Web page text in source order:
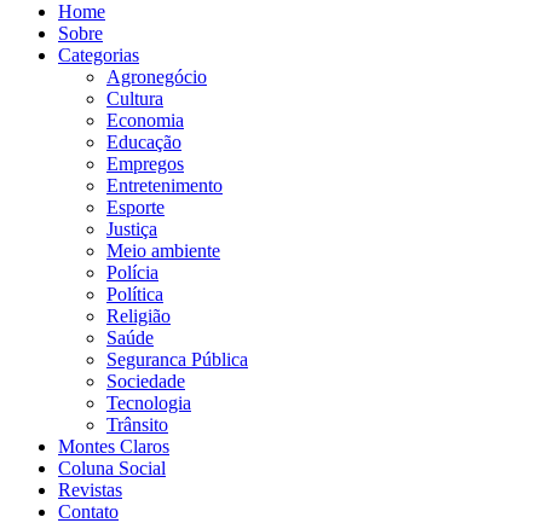
Home
Sobre
Categorias
Agronegócio
Cultura
Economia
Educação
Empregos
Entretenimento
Esporte
Justiça
Meio ambiente
Polícia
Política
Religião
Saúde
Seguranca Pública
Sociedade
Tecnologia
Trânsito
Montes Claros
Coluna Social
Revistas
Contato